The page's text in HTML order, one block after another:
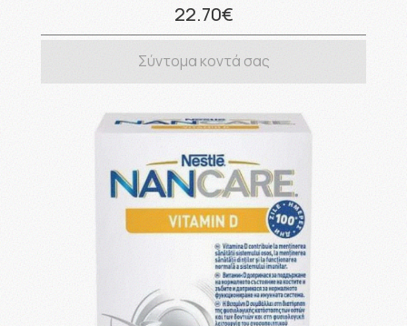
22.70€
Σύντομα κοντά σας